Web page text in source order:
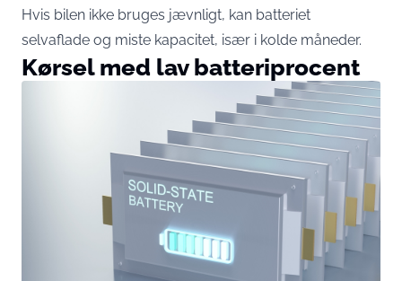
Hvis bilen ikke bruges jævnligt, kan batteriet
selvaflade og miste kapacitet, især i kolde måneder.
Kørsel med lav batteriprocent